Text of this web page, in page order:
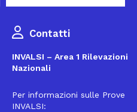
Contatti
INVALSI – Area 1 Rilevazioni
Nazionali
Per informazioni sulle Prove
INVALSI: